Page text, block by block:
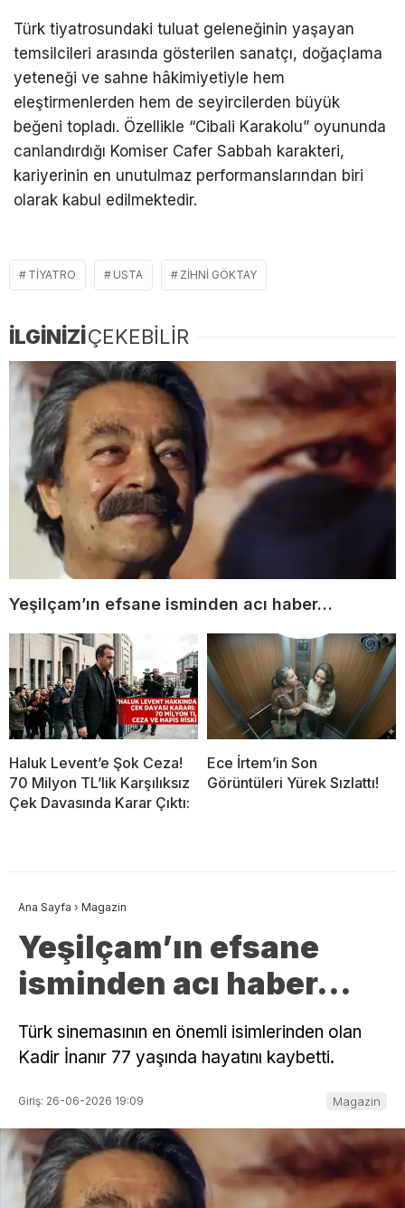
Türk tiyatrosundaki tuluat geleneğinin yaşayan
temsilcileri arasında gösterilen sanatçı, doğaçlama
yeteneği ve sahne hâkimiyetiyle hem
eleştirmenlerden hem de seyircilerden büyük
beğeni topladı. Özellikle “Cibali Karakolu” oyununda
canlandırdığı Komiser Cafer Sabbah karakteri,
kariyerinin en unutulmaz performanslarından biri
olarak kabul edilmektedir.
TIYATRO USTA ZIHNI GÖKTAY
İLGİNİZİÇEKEBİLİR
Yeşilçam’ın efsane isminden acı haber…
Haluk Levent’e Şok Ceza!
70 Milyon TL’lik Karşılıksız
Çek Davasında Karar Çıktı:
Ece İrtem’in Son
Görüntüleri Yürek Sızlattı!
Ana Sayfa › Magazin
Yeşilçam’ın efsane
isminden acı haber…
Türk sinemasının en önemli isimlerinden olan
Kadir İnanır 77 yaşında hayatını kaybetti.
Giriş: 26-06-2026 19:09 Magazin